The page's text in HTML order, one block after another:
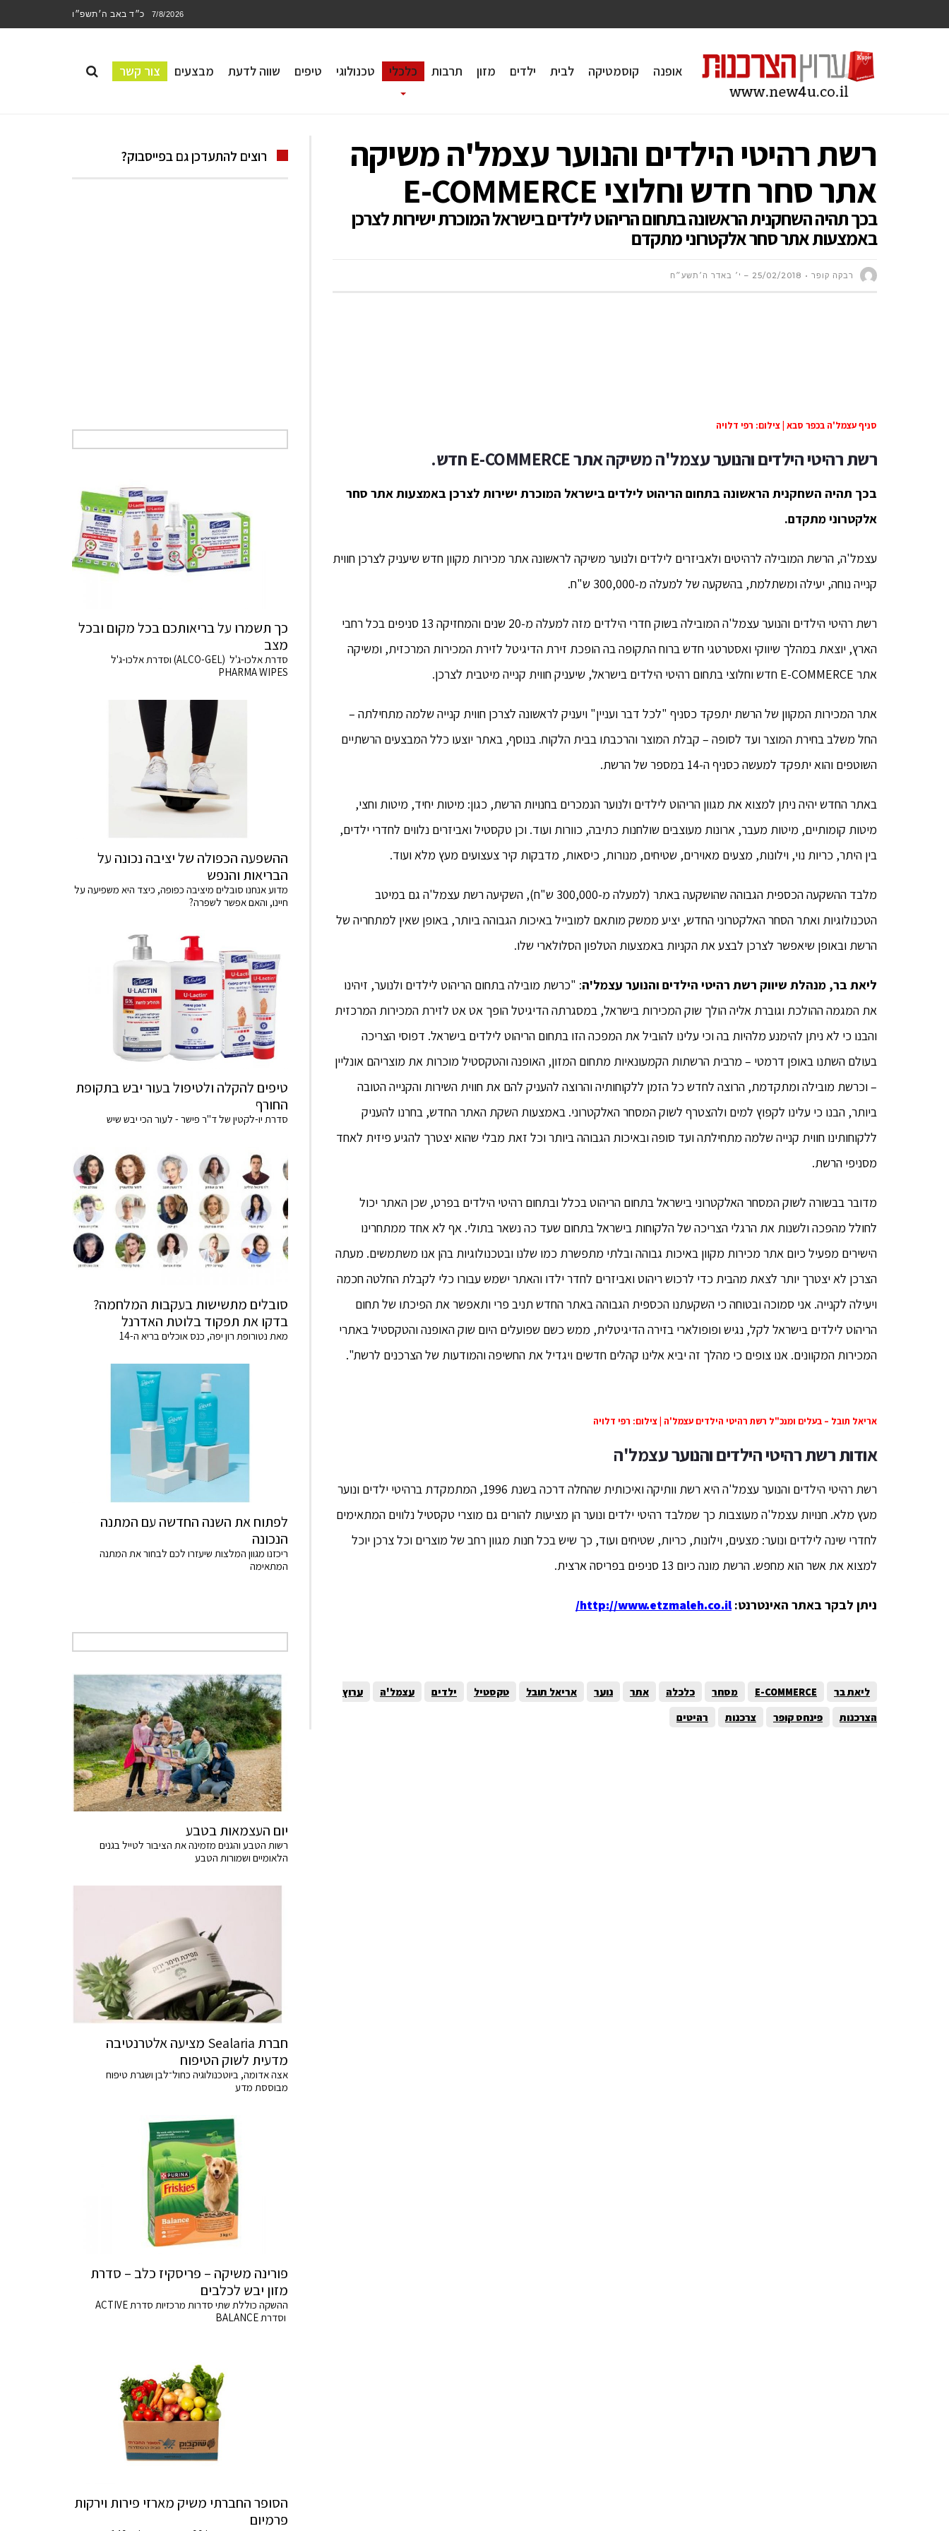
7/8/2026 כ״ד באב ה׳תשפ״ו
אופנה קוסמטיקה לבית ילדים מזון תרבות כלכלי טכנולוגי טיפים שווה לדעת מבצעים צור קשר
רשת רהיטי הילדים והנוער עצמל'ה משיקה
אתר סחר חדש וחלוצי E-COMMERCE
בכך תהיה השחקנית הראשונה בתחום הריהוט לילדים בישראל המוכרת ישירות לצרכן
באמצעות אתר סחר אלקטרוני מתקדם
רבקה קופר 25/02/2018 – י׳ באדר ה׳תשע״ח
סניף עצמל'ה בכפר סבא | צילום: רפי דלויה
רשת רהיטי הילדים והנוער עצמל'ה משיקה אתרE-COMMERCE חדש.
בכך תהיה השחקנית הראשונה בתחום הריהוט לילדים בישראל המוכרת ישירות לצרכן באמצעות אתר סחר
אלקטרוני מתקדם.
עצמל'ה, הרשת המובילה לרהיטים ולאביזרים לילדים ולנוער משיקה לראשונה אתר מכירות מקוון חדש שיעניק לצרכן חווית
קנייה נוחה, יעילה ומשתלמת, בהשקעה של למעלה מ-300,000 ש"ח.
רשת רהיטי הילדים והנוער עצמל'ה המובילה בשוק חדרי הילדים מזה למעלה מ-20 שנים והמחזיקה 13 סניפים בכל רחבי
הארץ, יוצאת במהלך שיווקי ואסטרטגי חדש ברוח התקופה בה הופכת זירת הדיגיטל לזירת המכירות המרכזית, ומשיקה
אתר E-COMMERCE חדש וחלוצי בתחום רהיטי הילדים בישראל, שיעניק חווית קנייה מיטבית לצרכן.
אתר המכירות המקוון של הרשת יתפקד כסניף "לכל דבר ועניין" ויעניק לראשונה לצרכן חווית קנייה שלמה מתחילתה –
החל משלב בחירת המוצר ועד לסופה – קבלת המוצר והרכבתו בבית הלקוח. בנוסף, באתר יוצעו כלל המבצעים הרשתיים
השוטפים והוא יתפקד למעשה כסניף ה-14 במספר של הרשת.
באתר החדש יהיה ניתן למצוא את מגוון הריהוט לילדים ולנוער הנמכרים בחנויות הרשת, כגון: מיטות יחיד, מיטות וחצי,
מיטות קומותיים, מיטות מעבר, ארונות מעוצבים שולחנות כתיבה, כוורות ועוד. וכן טקסטיל ואביזרים נלווים לחדרי ילדים,
בין היתר, כריות נוי, וילונות, מצעים מאוירים, שטיחים, מנורות, כיסאות, מדבקות קיר צעצועים מעץ מלא ועוד.
מלבד ההשקעה הכספית הגבוהה שהושקעה באתר (למעלה מ-300,000 ש"ח), השקיעה רשת עצמל'ה גם במיטב
הטכנולוגיות ואתר הסחר האלקטרוני החדש, יציע ממשק מותאם למובייל באיכות הגבוהה ביותר, באופן שאין למתחריה של
הרשת ובאופן שיאפשר לצרכן לבצע את הקניות באמצעות הטלפון הסלולארי שלו.
ליאת בר, מנהלת שיווק רשת רהיטי הילדים והנוער עצמל'ה: "כרשת מובילה בתחום הריהוט לילדים ולנוער, זיהינו
את המגמה ההולכת וגוברת אליה הולך שוק המכירות בישראל, במסגרתה הדיגיטל הופך אט אט לזירת המכירות המרכזית
והבנו כי לא ניתן להימנע מלהיות בה וכי עלינו להוביל את המפכה הזו בתחום הריהוט לילדים בישראל. דפוסי הצריכה
בעולם השתנו באופן דרמטי – מרבית הרשתות הקמעונאיות מתחום המזון, האופנה והטקסטיל מוכרות את מוצריהם אונליין
– וכרשת מובילה ומתקדמת, הרוצה לחדש כל הזמן ללקוחותיה והרוצה להעניק להם את חווית השירות והקנייה הטובה
ביותר, הבנו כי עלינו לקפוץ למים ולהצטרף לשוק המסחר האלקטרוני. באמצעות השקת האתר החדש, בחרנו להעניק
ללקוחותינו חווית קנייה שלמה מתחילתה ועד סופה ובאיכות הגבוהה ביותר וכל זאת מבלי שהוא יצטרך להגיע פיזית לאחד
מסניפי הרשת.
מדובר בבשורה לשוק המסחר האלקטרוני בישראל בתחום הריהוט בכלל ובתחום רהיטי הילדים בפרט, שכן האתר יכול
לחולל מהפכה ולשנות את הרגלי הצריכה של הלקוחות בישראל בתחום שעד כה נשאר בתולי. אף לא אחד ממתחרינו
הישירים מפעיל כיום אתר מכירות מקוון באיכות גבוהה ובלתי מתפשרת כמו שלנו ובטכנולוגיות בהן אנו משתמשים. מעתה
הצרכן לא יצטרך יותר לצאת מהבית כדי לרכוש ריהוט ואביזרים לחדר ילדו והאתר ישמש עבורו כלי לקבלת החלטה חכמה
ויעילה לקנייה. אני סמוכה ובטוחה כי השקעתנו הכספית הגבוהה באתר החדש תניב פרי ותאפשר את הפיכתו של תחום
הריהוט לילדים בישראל לקל, נגיש ופופולארי בזירה הדיגיטלית, ממש כשם שפועלים היום שוק האופנה והטקסטיל באתרי
המכירות המקוונים. אנו צופים כי מהלך זה יביא אלינו קהלים חדשים ויגדיל את החשיפה והמודעות של הצרכנים לרשת".
אריאל תובל – בעלים ומנכ"ל רשת רהיטי הילדים עצמל'ה | צילום: רפי דלויה
אודות רשת רהיטי הילדים והנוער עצמל'ה
רשת רהיטי הילדים והנוער עצמל'ה היא רשת וותיקה ואיכותית שהחלה דרכה בשנת 1996, המתמקדת ברהיטי ילדים ונוער
מעץ מלא. חנויות עצמל'ה מעוצבות כך שמלבד רהיטי ילדים ונוער הן מציעות להורים גם מוצרי טקסטיל נלווים המתאימים
לחדרי שינה לילדים ונוער: מצעים, וילונות, כריות, שטיחים ועוד, כך שיש בכל חנות מגוון רחב של מוצרים וכל צרכן יוכל
למצוא את אשר הוא מחפש. הרשת מונה כיום 13 סניפים בפריסה ארצית.
ניתן לבקר באתר האינטרנט: http://www.etzmaleh.co.il/
ליאת בר E-COMMERCE מסחר כלכלה אתר נוער אריאל תובל טקסטיל ילדים עצמל'ה
ערוץ
הצרכנות
פינחס קופר צרכנות רהיטים
רוצים להתעדכן גם בפייסבוק?
כך תשמרו על בריאותכם בכל מקום ובכל
מצב
סדרת אלכו-ג'ל (ALCO-GEL) וסדרת אלכו-ג'ל
PHARMA WIPES
ההשפעה הכפולה של יציבה נכונה על
הבריאות והנפש
מדוע אנחנו סובלים מיציבה כפופה, כיצד היא משפיעה על
חיינו, והאם אפשר לשפרה?
טיפים להקלה ולטיפול בעור יבש בתקופת
החורף
סדרת יו-לקטין של ד"ר פישר - לעור הכי יבש שיש
סובלים מתשישות בעקבות המלחמה?
בדקו את תפקוד בלוטת האדרנל
מאת נטורופת רון יפה, כנס אוכלים בריא ה-14
לפתוח את השנה החדשה עם המתנה
הנכונה
ריכזנו מגוון המלצות שיעזרו לכם לבחור את המתנה
המתאימה
יום העצמאות בטבע
רשות הטבע והגנים מזמינה את הציבור לטייל בגנים
הלאומיים ושמורות הטבע
חברת Sealaria מציעה אלטרנטיבה
מדעית לשוק הטיפוח
אצה אדומה, ביוטכנולוגיה כחול־לבן ושגרת טיפוח
מבוססת מדע
פורינה משיקה – פריסקיז כלב – סדרת
מזון יבש לכלבים
ההשקה כוללת שתי סדרות מרכזיות סדרת ACTIVE
וסדרת BALANCE
הסופר החברתי משיק מארזי פירות וירקות
פרמיום